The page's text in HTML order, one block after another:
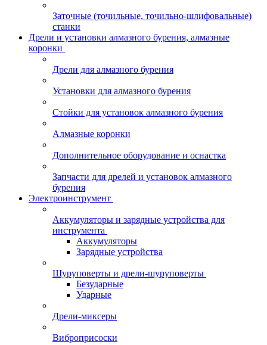
Заточные (точильные, точильно-шлифовальные)
станки
Дрели и установки алмазного бурения, алмазные
коронки
Дрели для алмазного бурения
Установки для алмазного бурения
Стойки для установок алмазного бурения
Алмазные коронки
Дополнительное оборудование и оснастка
Запчасти для дрелей и установок алмазного
бурения
Электроинструмент
Аккумуляторы и зарядные устройства для
инструмента
Аккумуляторы
Зарядные устройства
Шуруповерты и дрели-шуруповерты
Безударные
Ударные
Дрели-миксеры
Виброприсоски